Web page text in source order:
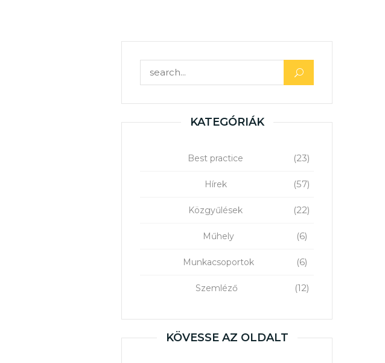
KATEGÓRIÁK
Best practice (23)
Hírek (57)
Közgyűlések (22)
Műhely (6)
Munkacsoportok (6)
Szemléző (12)
KÖVESSE AZ OLDALT